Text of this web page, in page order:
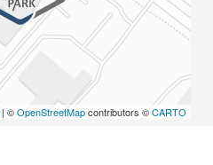
| ©OpenStreetMapcontributors ©CARTO